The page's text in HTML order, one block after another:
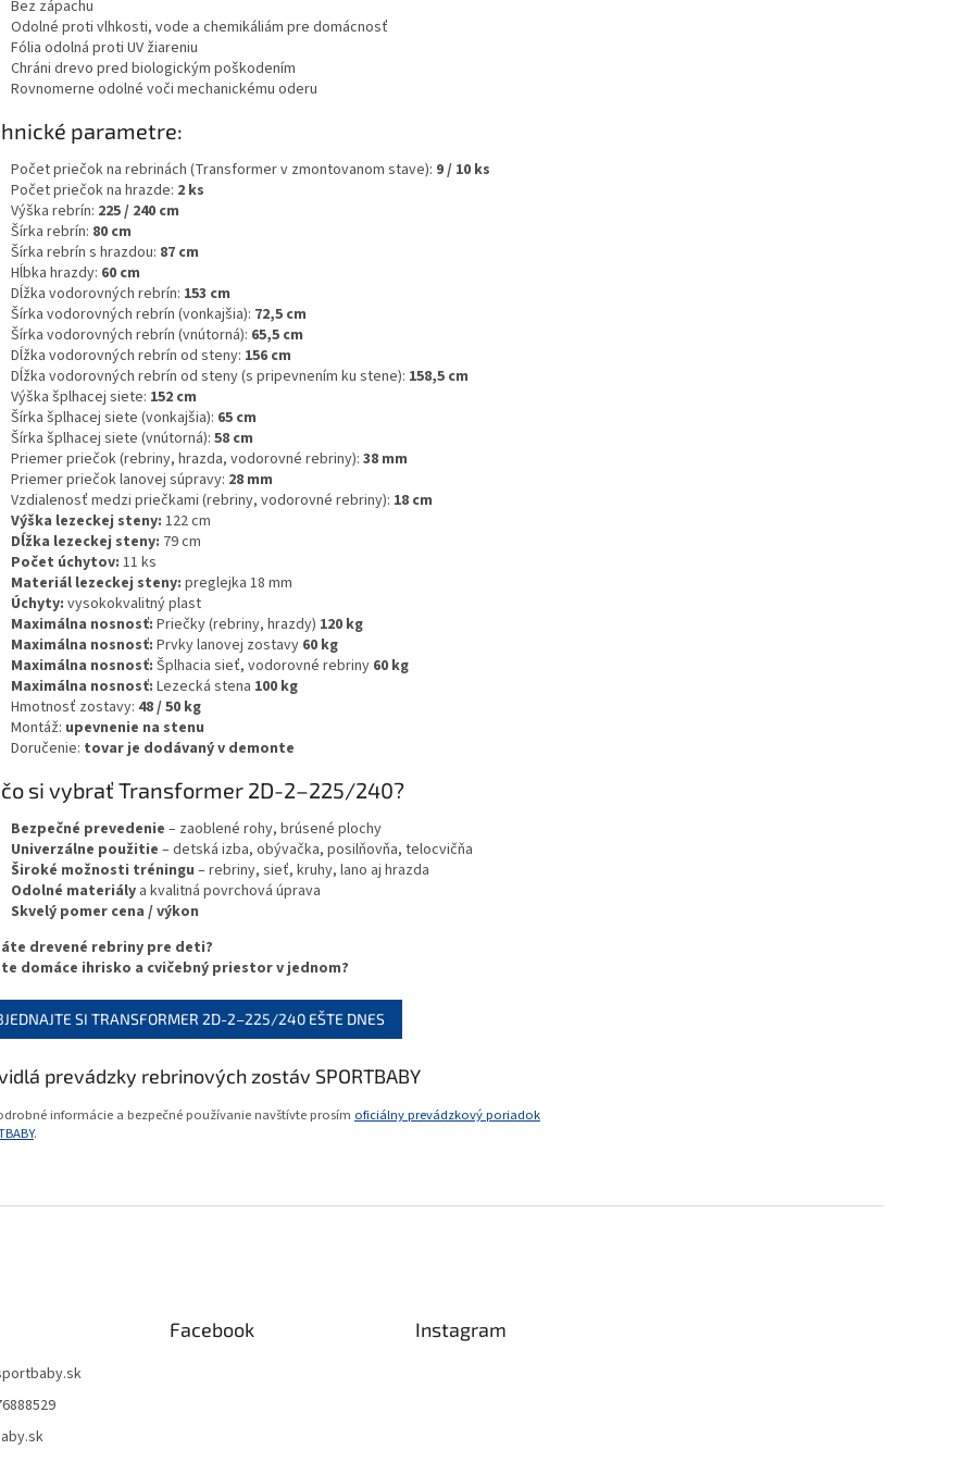
Bez zápachu
Odolné proti vlhkosti, vode a chemikáliám pre domácnosť
Fólia odolná proti UV žiareniu
Chráni drevo pred biologickým poškodením
Rovnomerne odolné voči mechanickému oderu
parametre:
Počet priečok na rebrinách (Transformer v zmontovanom stave): 9 / 10 ks
Počet priečok na hrazde: 2 ks
Výška rebrín: 225 / 240 cm
Šírka rebrín: 80 cm
Šírka rebrín s hrazdou: 87 cm
Hĺbka hrazdy: 60 cm
Dĺžka vodorovných rebrín: 153 cm
Šírka vodorovných rebrín (vonkajšia): 72,5 cm
Šírka vodorovných rebrín (vnútorná): 65,5 cm
Dĺžka vodorovných rebrín od steny: 156 cm
Dĺžka vodorovných rebrín od steny (s pripevnením ku stene): 158,5 cm
Výška šplhacej siete: 152 cm
Šírka šplhacej siete (vonkajšia): 65 cm
Šírka šplhacej siete (vnútorná): 58 cm
Priemer priečok (rebriny, hrazda, vodorovné rebriny): 38 mm
Priemer priečok lanovej súpravy: 28 mm
Vzdialenosť medzi priečkami (rebriny, vodorovné rebriny): 18 cm
Výška lezeckej steny: 122 cm
Dĺžka lezeckej steny: 79 cm
Počet úchytov: 11 ks
Materiál lezeckej steny: preglejka 18 mm
Úchyty: vysokokvalitný plast
Maximálna nosnosť: Priečky (rebriny, hrazdy) 120 kg
Maximálna nosnosť: Prvky lanovej zostavy 60 kg
Maximálna nosnosť: Šplhacia sieť, vodorovné rebriny 60 kg
Maximálna nosnosť: Lezecká stena 100 kg
Hmotnosť zostavy: 48 / 50 kg
Montáž: upevnenie na stenu
Doručenie: tovar je dodávaný v demonte
si vybrať Transformer 2D-2–225/240?
Bezpečné prevedenie – zaoblené rohy, brúsené plochy
Univerzálne použitie – detská izba, obývačka, posilňovňa, telocvičňa
Široké možnosti tréningu – rebriny, sieť, kruhy, lano aj hrazda
Odolné materiály a kvalitná povrchová úprava
Skvelý pomer cena / výkon
drevené rebriny pre deti?
domáce ihrisko a cvičebný priestor v jednom?
SI TRANSFORMER 2D-2–225/240 EŠTE DNES
prevádzky rebrinových zostáv SPORTBABY
informácie a bezpečné používanie navštívte prosím oficiálny prevádzkový poriadok
.
Facebook Instagram